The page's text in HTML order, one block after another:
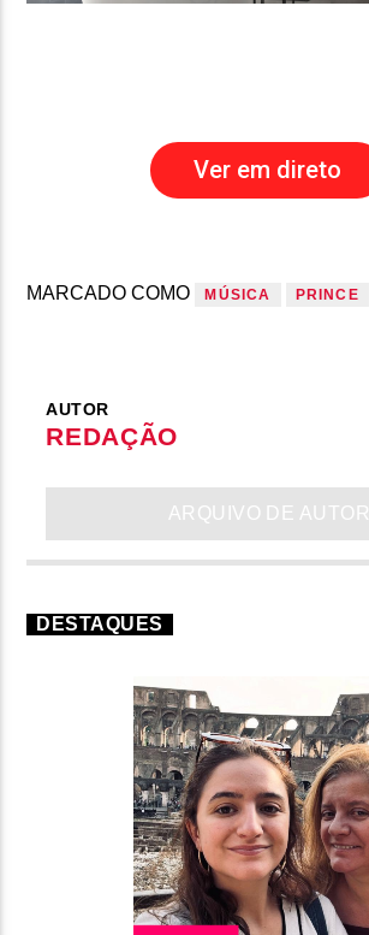
Ver em direto
MARCADO COMO MÚSICA PRINCE
AUTOR
REDAÇÃO
ARQUIVO DE AUTOR
DESTAQUES